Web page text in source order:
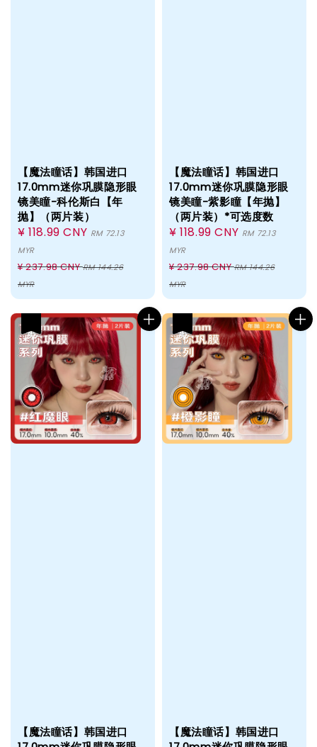
【魔法瞳话】韩国进口
17.0mm迷你巩膜隐形眼
镜美瞳-科伦斯白【年
抛】（两片装）
Sale
price
¥ 118.99 CNY RM 72.13
MYR
Regular
price
¥ 237.98 CNYRM 144.26
MYR
【魔法瞳话】韩国进口
17.0mm迷你巩膜隐形眼
镜美瞳-紫影瞳【年抛】
（两片装）*可选度数
Sale
price
¥ 118.99 CNY RM 72.13
MYR
Regular
price
¥ 237.98 CNYRM 144.26
MYR
【魔法瞳话】韩国进口
【魔法瞳话】韩国进口